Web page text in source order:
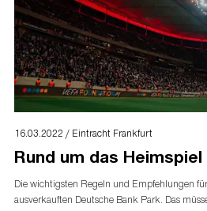
16.03.2022 / Eintracht Frankfurt
Rund um das
Die wichtigsten Regeln und Empfehlungen
ausverkauften Deutsche Bank Park. Das